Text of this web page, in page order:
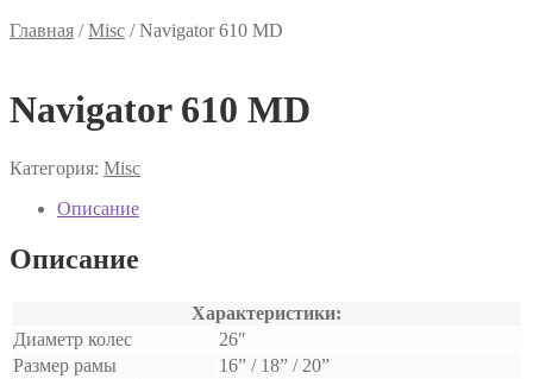
Главная /Misc /Navigator 610 MD
Navigator 610 MD
Категория: Misc
Описание
Описание
Характеристики:
Диаметр колес
26″
Размер рамы
16” / 18” / 20”